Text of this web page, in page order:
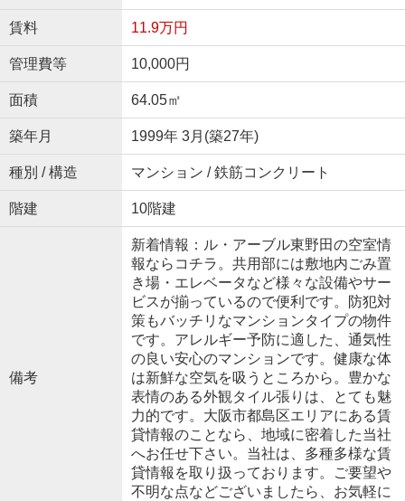
賃料 11.9万円
管理費等 10,000円
面積 64.05㎡
築年月 1999年 3月(築27年)
種別 / 構造 マンション / 鉄筋コンクリート
階建 10階建
備考
新着情報：ル・アーブル東野田の空室情
報ならコチラ。共用部には敷地内ごみ置
き場・エレベータなど様々な設備やサー
ビスが揃っているので便利です。防犯対
策もバッチリなマンションタイプの物件
です。アレルギー予防に適した、通気性
の良い安心のマンションです。健康な体
は新鮮な空気を吸うところから。豊かな
表情のある外観タイル張りは、とても魅
力的です。大阪市都島区エリアにある賃
貸情報のことなら、地域に密着した当社
へお任せ下さい。当社は、多種多様な賃
貸情報を取り扱っております。ご要望や
不明な点などございましたら、お気軽に